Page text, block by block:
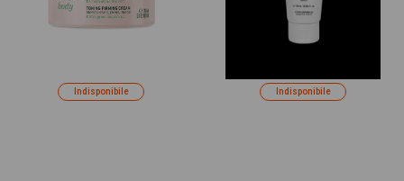
Indisponibile Indisponibile